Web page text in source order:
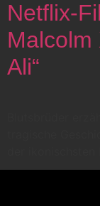
Netflix-
Malcolm
Ali“